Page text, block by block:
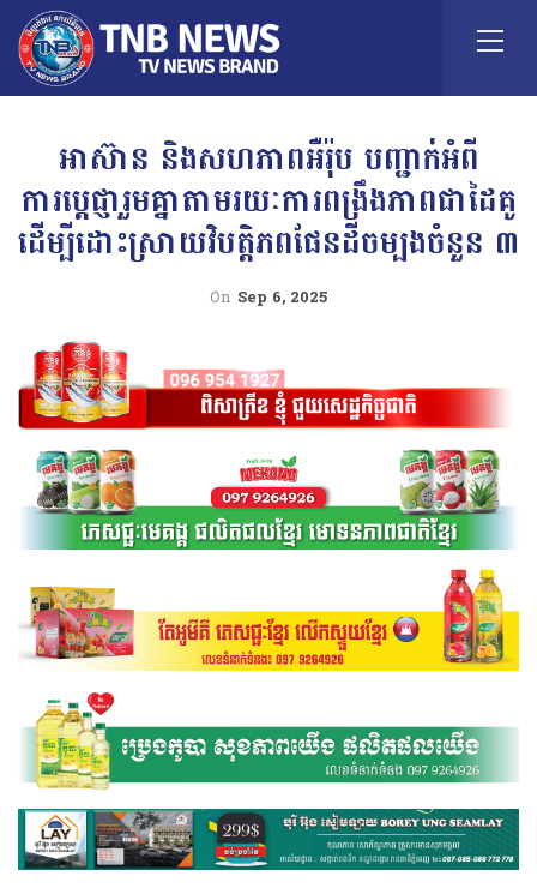
អាស៊ាន និងសហភាពអឺរ៉ុប បញ្ជាក់អំពី
ការប្តេជ្ញារួមគ្នាតាមរយៈការពង្រឹងភាពជាដៃគូ
ដើម្បីដោះស្រាយវិបត្តិភពផែនដីចម្បងចំនួន ៣
On Sep 6, 2025